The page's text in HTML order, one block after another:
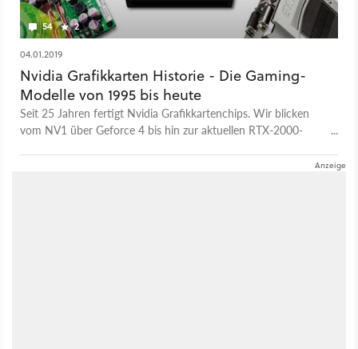
54 2
04.01.2019
Nvidia Grafikkarten Historie - Die Gaming-
Modelle von 1995 bis heute
Seit 25 Jahren fertigt Nvidia Grafikkartenchips. Wir blicken
vom NV1 über Geforce 4 bis hin zur aktuellen RTX-2000-